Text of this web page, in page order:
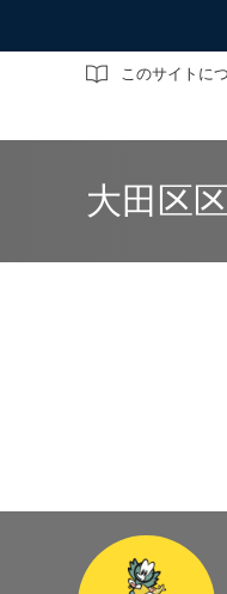
このサイトに
サイト内検索
大田区